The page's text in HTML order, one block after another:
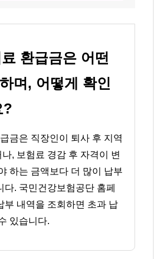
환급금은 어떤
며, 어떻게 확인
?
금은 직장인이 퇴사 후 지역
, 보험료 경감 후 자격이 변
하는 금액보다 더 많이 납부
다. 국민건강보험공단 홈페
부 내역을 조회하면 초과 납
있습니다.